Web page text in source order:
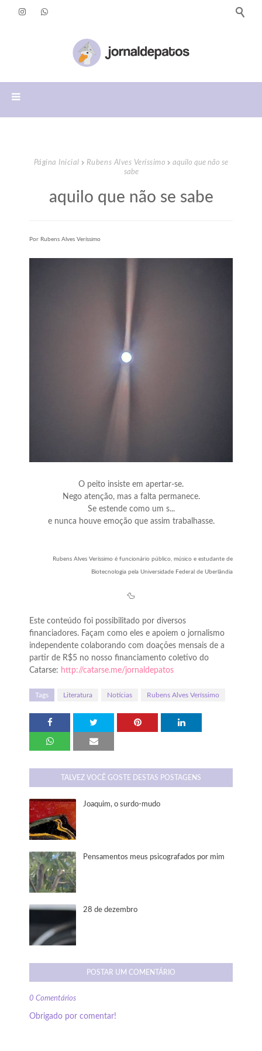
Página Inicial Rubens Alves Veríssimo
aquilo que não se
sabe
aquilo que não se sabe
Por Rubens Alves Veríssimo
O peito insiste em apertar-se.
Nego atenção, mas a falta permanece.
Se estende como um s...
e nunca houve emoção que assim trabalhasse.
Rubens Alves Veríssimo é funcionário público, músico e estudante de
Biotecnologia pela Universidade Federal de Uberlândia
🦆
Este conteúdo foi possibilitado por diversos
financiadores. Façam como eles e apoiem o jornalismo
independente colaborando com doações mensais de a
partir de R$5 no nosso financiamento coletivo do
Catarse: http://catarse.me/jornaldepatos
Tags Literatura Notícias Rubens Alves Veríssimo
TALVEZ VOCÊ GOSTE DESTAS POSTAGENS
Joaquim, o surdo-mudo
Pensamentos meus psicografados por mim
28 de dezembro
POSTAR UM COMENTÁRIO
0 Comentários
Obrigado por comentar!